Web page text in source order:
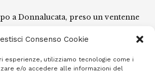
Consenso Cookie
esperienze, utilizziamo tecnologie come i
e/o accedere alle informazioni del
a Donnalucata, preso un ventenne
2026
arrestato perché non rispettava le
di stare lontano dalla casa